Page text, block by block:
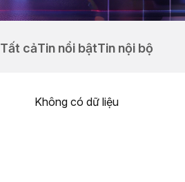
Tất cảTin nổi bậtTin nội bộ
Không có dữ liệu